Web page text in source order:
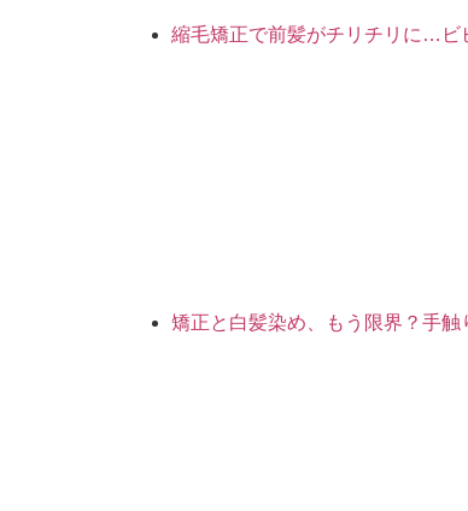
縮毛矯正で前髪がチリチリに…ビ
矯正と白髪染め、もう限界？手